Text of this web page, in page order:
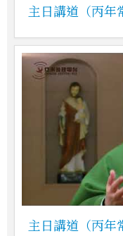
主日講道（丙年
主日講道（丙年